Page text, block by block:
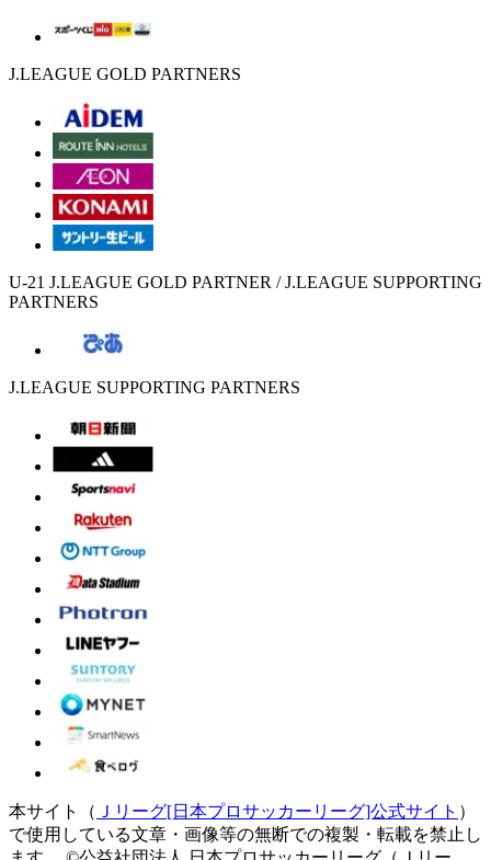
J.LEAGUE GOLD PARTNERS
U-21 J.LEAGUE GOLD PARTNER / J.LEAGUE SUPPORTING
PARTNERS
J.LEAGUE SUPPORTING PARTNERS
本サイト（ Ｊリーグ[日本プロサッカーリーグ]公式サイト ）
で使用している文章・画像等の無断での複製・転載を禁止し